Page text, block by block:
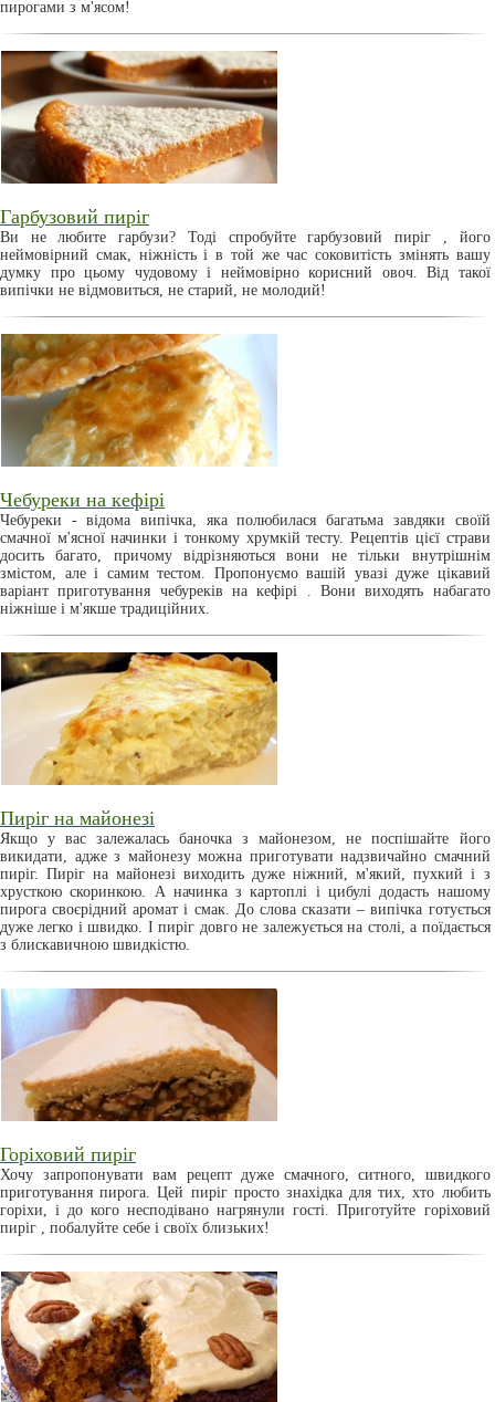
пирогами з м'ясом!
Гарбузовий пиріг
Ви не любите гарбузи? Тоді спробуйте гарбузовий пиріг , його
неймовірний смак, ніжність і в той же час соковитість змінять вашу
думку про цьому чудовому і неймовірно корисний овоч. Від такої
випічки не відмовиться, не старий, не молодий!
Чебуреки на кефірі
Чебуреки - відома випічка, яка полюбилася багатьма завдяки своїй
смачної м'ясної начинки і тонкому хрумкій тесту. Рецептів цієї страви
досить багато, причому відрізняються вони не тільки внутрішнім
змістом, але і самим тестом. Пропонуємо вашій увазі дуже цікавий
варіант приготування чебуреків на кефірі . Вони виходять набагато
ніжніше і м'якше традиційних.
Пиріг на майонезі
Якщо у вас залежалась баночка з майонезом, не поспішайте його
викидати, адже з майонезу можна приготувати надзвичайно смачний
пиріг. Пиріг на майонезі виходить дуже ніжний, м'який, пухкий і з
хрусткою скоринкою. А начинка з картоплі і цибулі додасть нашому
пирога своєрідний аромат і смак. До слова сказати – випічка готується
дуже легко і швидко. І пиріг довго не залежується на столі, а поїдається
з блискавичною швидкістю.
Горіховий пиріг
Хочу запропонувати вам рецепт дуже смачного, ситного, швидкого
приготування пирога. Цей пиріг просто знахідка для тих, хто любить
горіхи, і до кого несподівано нагрянули гості. Приготуйте горіховий
пиріг , побалуйте себе і своїх близьких!